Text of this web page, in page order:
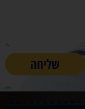
שליחה